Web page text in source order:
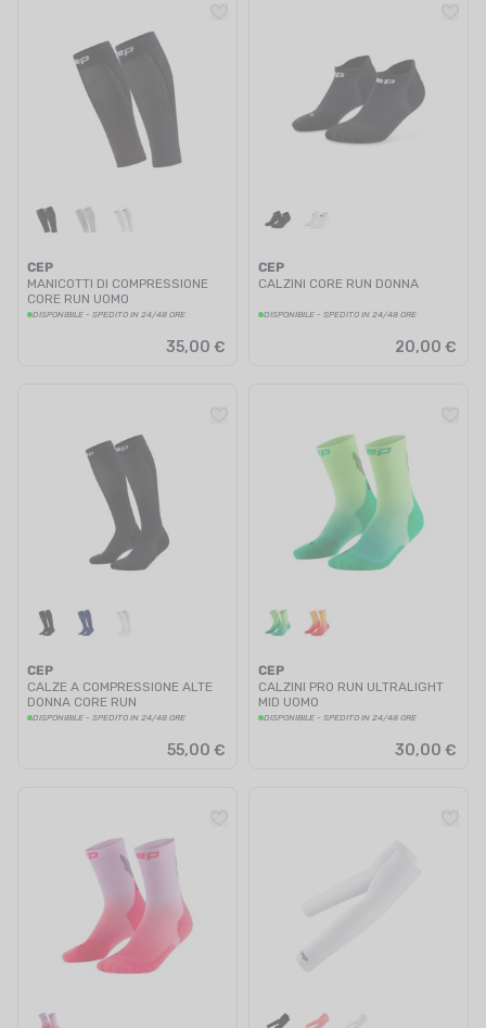
CEP
MANICOTTI DI COMPRESSIONE
CORE RUN UOMO
DISPONIBILE - SPEDITO IN 24/48 ORE
35,00 €
CEP
CALZINI CORE RUN DONNA
DISPONIBILE - SPEDITO IN 24/48 ORE
20,00 €
CEP
CALZE A COMPRESSIONE ALTE
DONNA CORE RUN
DISPONIBILE - SPEDITO IN 24/48 ORE
55,00 €
CEP
CALZINI PRO RUN ULTRALIGHT
MID UOMO
DISPONIBILE - SPEDITO IN 24/48 ORE
30,00 €